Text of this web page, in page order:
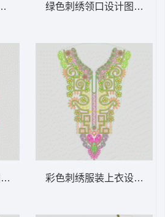
溶条码
水溶假领
绿色刺绣领口设计图 亮片
彩色刺绣服装上衣设计图